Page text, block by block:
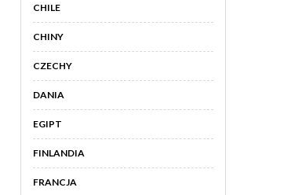
CHILE
CHINY
CZECHY
DANIA
EGIPT
FINLANDIA
FRANCJA